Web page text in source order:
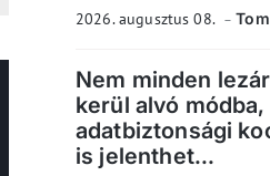
2026. augusztus 08.
Nem minden
kerül alvó módba,
adatbiztonsági
is jelenthet...